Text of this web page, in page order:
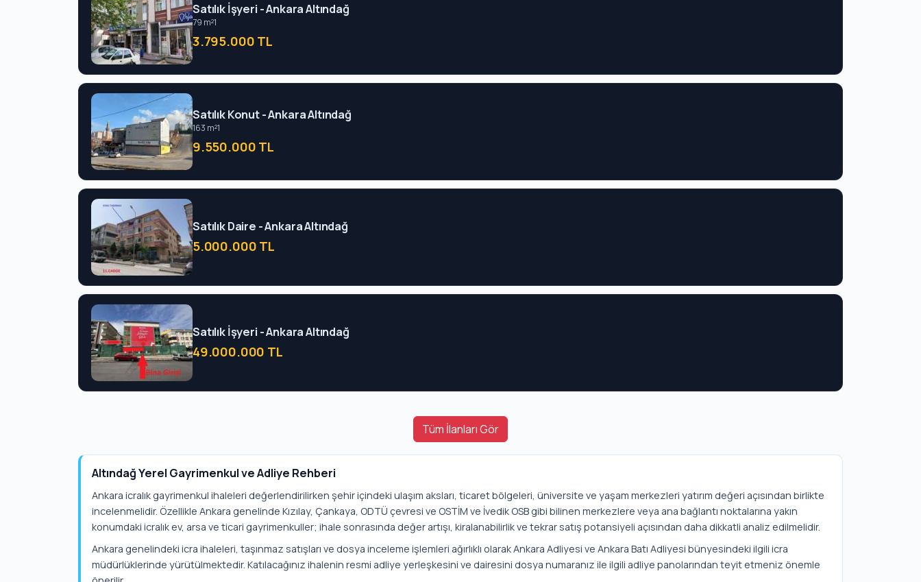
Satılık İşyeri - Ankara Altındağ
79 m²1
3.795.000 TL
Satılık Konut - Ankara Altındağ
163 m²1
9.550.000 TL
Satılık Daire - Ankara Altındağ
5.000.000 TL
Satılık İşyeri - Ankara Altındağ
49.000.000 TL
Tüm İlanları Gör
Altındağ Yerel Gayrimenkul ve Adliye Rehberi
Ankara icralık gayrimenkul ihaleleri değerlendirilirken şehir içindeki ulaşım aksları, ticaret bölgeleri, üniversite ve yaşam merkezleri yatırım değeri açısından birlikte
incelenmelidir. Özellikle Ankara genelinde Kızılay, Çankaya, ODTÜ çevresi ve OSTİM ve İvedik OSB gibi bilinen merkezlere veya ana bağlantı noktalarına yakın
konumdaki icralık ev, arsa ve ticari gayrimenkuller; ihale sonrasında değer artışı, kiralanabilirlik ve tekrar satış potansiyeli açısından daha dikkatli analiz edilmelidir.
Ankara genelindeki icra ihaleleri, taşınmaz satışları ve dosya inceleme işlemleri ağırlıklı olarak Ankara Adliyesi ve Ankara Batı Adliyesi bünyesindeki ilgili icra
müdürlüklerinde yürütülmektedir. Katılacağınız ihalenin resmi adliye yerleşkesini ve dairesini dosya numaranız ile ilgili adliye panolarından teyit etmeniz önemle